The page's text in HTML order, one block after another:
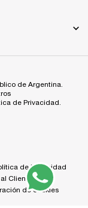
de Argentina.
de Privacidad.
de Privacidad
Cliente
de cookies